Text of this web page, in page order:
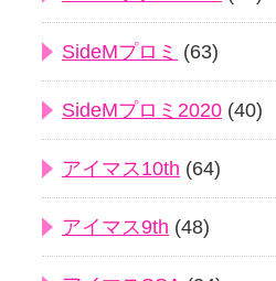
SideMプロミ (63)
SideMプロミ2020 (40)
アイマス10th (64)
アイマス9th (48)